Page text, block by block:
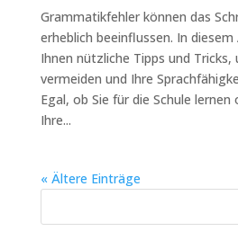
Grammatikfehler können das
erheblich beeinflussen. In
Ihnen nützliche Tipps und
vermeiden und Ihre
Egal, ob Sie für die Schule lernen
Ihre...
« Ältere Einträge